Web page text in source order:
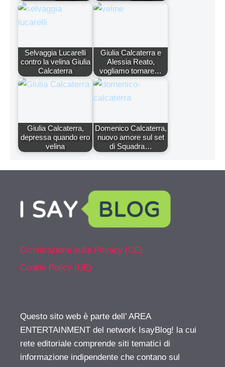
Selvaggia Lucarelli
contro la velina Giulia
Calcaterra
Giulia Calcaterra e
Alessia Reato,
vogliamo tornare…
Giulia Calcaterra,
depressa quando ero
velina
Domenico Calcaterra,
nuovo amore sul set
di Squadra…
Dichiarazione sulla Privacy (UE)
Cookie Policy (UE)
Questo sito web è parte dell’ AREA
ENTERTAINMENT del network IsayBlog! la cui
rete editoriale comprende siti tematici di
informazione indipendente che contano sul